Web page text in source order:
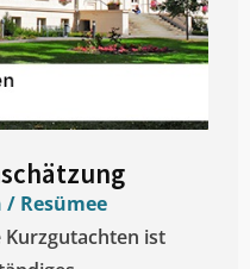
Resümee
ist